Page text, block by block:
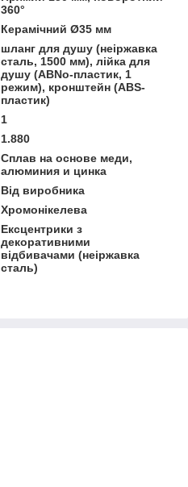
360°
Керамічний Ø35 мм
шланг для душу (неіржавка
сталь, 1500 мм), лійка для
душу (АВNo-пластик, 1
режим), кронштейн (ABS-
пластик)
1
1.880
Сплав на основе меди,
алюминия и цинка
Від виробника
Хромонікелева
Ексцентрики з
декоративними
відбивачами (неіржавка
сталь)